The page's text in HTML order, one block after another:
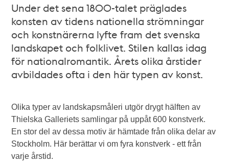
Under det sena 1800-talet präglades
konsten av tidens nationella strömningar
och konstnärerna lyfte fram det svenska
landskapet och folklivet. Stilen kallas idag
för nationalromantik. Årets olika årstider
avbildades ofta i den här typen av konst.
Olika typer av landskapsmåleri utgör drygt hälften av
Thielska Galleriets samlingar på uppåt 600 konstverk.
En stor del av dessa motiv är hämtade från olika delar av
Stockholm. Här berättar vi om fyra konstverk - ett från
varje årstid.